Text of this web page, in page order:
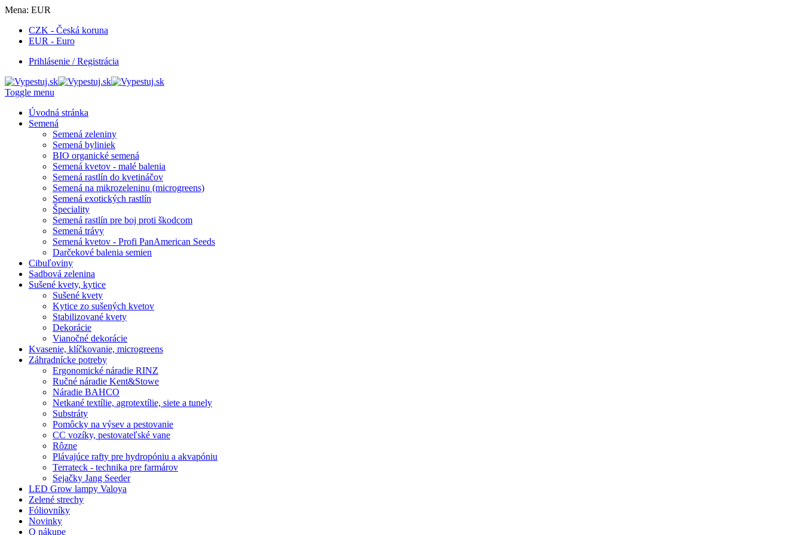
Mena: EUR
CZK - Česká koruna
EUR - Euro
Prihlásenie / Registrácia
Toggle menu
Úvodná stránka
Semená
Semená zeleniny
Semená byliniek
BIO organické semená
Semená kvetov - malé balenia
Semená rastlín do kvetináčov
Semená na mikrozeleninu (microgreens)
Semená exotických rastlín
Špeciality
Semená rastlín pre boj proti škodcom
Semená trávy
Semená kvetov - Profi PanAmerican Seeds
Darčekové balenia semien
Cibuľoviny
Sadbová zelenina
Sušené kvety, kytice
Sušené kvety
Kytice zo sušených kvetov
Stabilizované kvety
Dekorácie
Vianočné dekorácie
Kvasenie, klíčkovanie, microgreens
Záhradnícke potreby
Ergonomické náradie RINZ
Ručné náradie Kent&Stowe
Náradie BAHCO
Netkané textílie, agrotextílie, siete a tunely
Substráty
Pomôcky na výsev a pestovanie
CC vozíky, pestovateľské vane
Rôzne
Plávajúce rafty pre hydropóniu a akvapóniu
Terrateck - technika pre farmárov
Sejačky Jang Seeder
LED Grow lampy Valoya
Zelené strechy
Fóliovníky
Novinky
O nákupe